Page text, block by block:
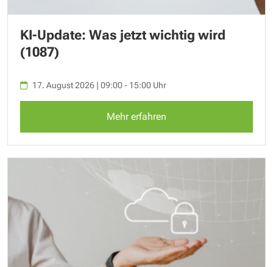
KI-Update: Was jetzt wichtig wird
(1087)
17. August 2026 | 09:00 - 15:00 Uhr
Mehr erfahren